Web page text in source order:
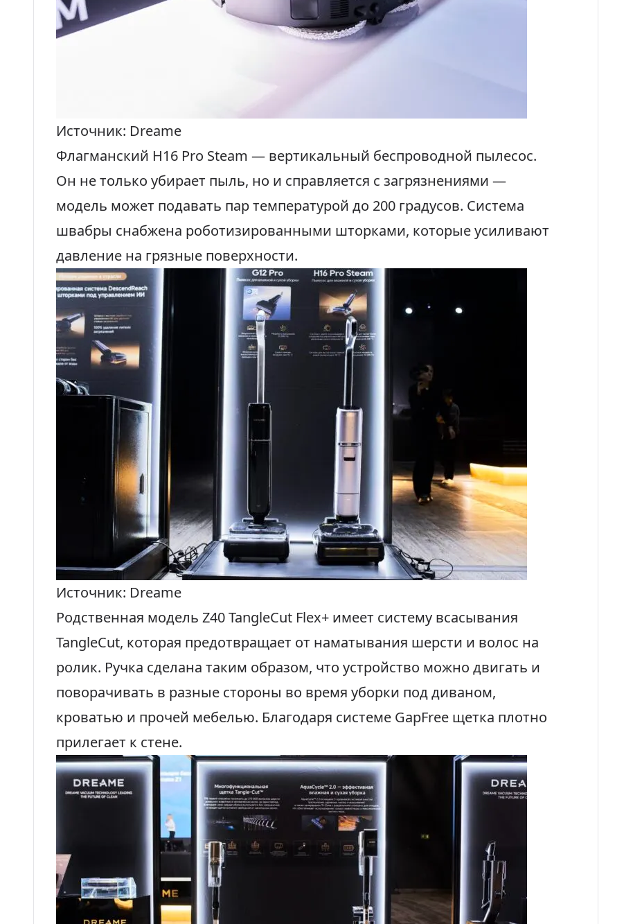
Источник: Dreame
Флагманский H16 Pro Steam — вертикальный беспроводной пылесос.
Он не только убирает пыль, но и справляется с загрязнениями —
модель может подавать пар температурой до 200 градусов. Система
швабры снабжена роботизированными шторками, которые усиливают
давление на грязные поверхности.
Источник: Dreame
Родственная модель Z40 TangleCut Flex+ имеет систему всасывания
TangleCut, которая предотвращает от наматывания шерсти и волос на
ролик. Ручка сделана таким образом, что устройство можно двигать и
поворачивать в разные стороны во время уборки под диваном,
кроватью и прочей мебелью. Благодаря системе GapFree щетка плотно
прилегает к стене.